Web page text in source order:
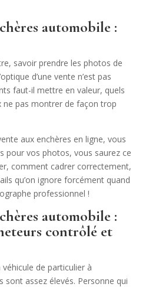
automobile :
savoir prendre les photos de
d’une vente n’est pas
faut-il mettre en valeur, quels
ne pas montrer de façon trop
aux enchères en ligne, vous
pour vos photos, vous saurez ce
comment cadrer correctement,
qu’on ignore forcément quand
professionnel !
automobile :
contrôlé et
véhicule de particulier à
sont assez élevés. Personne qui